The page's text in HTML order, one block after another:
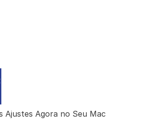
Ajustes Agora no Seu Mac